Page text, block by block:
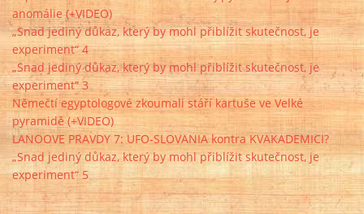
anomálie (+VIDEO)
„Snad jediný důkaz, který by mohl přiblížit skutečnost, je
experiment“ 4
„Snad jediný důkaz, který by mohl přiblížit skutečnost, je
experiment“ 3
Němečtí egyptologové zkoumali stáří kartuše ve Velké
pyramidě (+VIDEO)
LANOOVE PRAVDY 7: UFO-SLOVANIA kontra KVAKADEMICI?
„Snad jediný důkaz, který by mohl přiblížit skutečnost, je
experiment“ 5